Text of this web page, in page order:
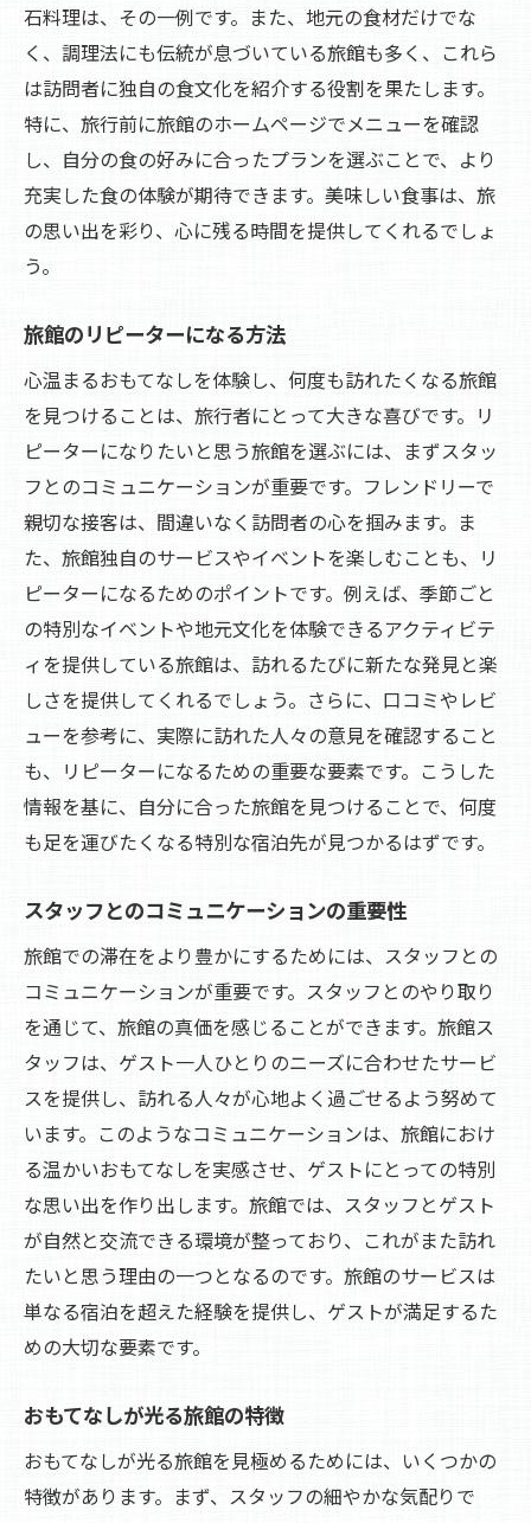
石料理は、その一例です。また、地元の食材だけでな
く、調理法にも伝統が息づいている旅館も多く、これら
は訪問者に独自の食文化を紹介する役割を果たします。
特に、旅行前に旅館のホームページでメニューを確認
し、自分の食の好みに合ったプランを選ぶことで、より
充実した食の体験が期待できます。美味しい食事は、旅
の思い出を彩り、心に残る時間を提供してくれるでしょ
う。
旅館のリピーターになる方法
心温まるおもてなしを体験し、何度も訪れたくなる旅館
を見つけることは、旅行者にとって大きな喜びです。リ
ピーターになりたいと思う旅館を選ぶには、まずスタッ
フとのコミュニケーションが重要です。フレンドリーで
親切な接客は、間違いなく訪問者の心を掴みます。ま
た、旅館独自のサービスやイベントを楽しむことも、リ
ピーターになるためのポイントです。例えば、季節ごと
の特別なイベントや地元文化を体験できるアクティビテ
ィを提供している旅館は、訪れるたびに新たな発見と楽
しさを提供してくれるでしょう。さらに、口コミやレビ
ューを参考に、実際に訪れた人々の意見を確認すること
も、リピーターになるための重要な要素です。こうした
情報を基に、自分に合った旅館を見つけることで、何度
も足を運びたくなる特別な宿泊先が見つかるはずです。
スタッフとのコミュニケーションの重要性
旅館での滞在をより豊かにするためには、スタッフとの
コミュニケーションが重要です。スタッフとのやり取り
を通じて、旅館の真価を感じることができます。旅館ス
タッフは、ゲスト一人ひとりのニーズに合わせたサービ
スを提供し、訪れる人々が心地よく過ごせるよう努めて
います。このようなコミュニケーションは、旅館におけ
る温かいおもてなしを実感させ、ゲストにとっての特別
な思い出を作り出します。旅館では、スタッフとゲスト
が自然と交流できる環境が整っており、これがまた訪れ
たいと思う理由の一つとなるのです。旅館のサービスは
単なる宿泊を超えた経験を提供し、ゲストが満足するた
めの大切な要素です。
おもてなしが光る旅館の特徴
おもてなしが光る旅館を見極めるためには、いくつかの
特徴があります。まず、スタッフの細やかな気配りで